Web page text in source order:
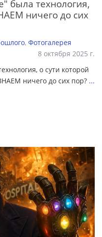
была технология,
ничего до сих
, Фотогалерея
8 октября 2025 г.
о сути которой
ничего до сих пор? ...